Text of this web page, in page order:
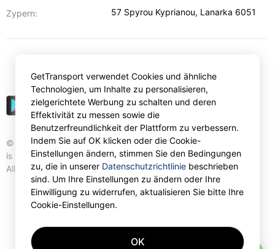
Zypern:
57 Spyrou Kyprianou, Lanarka 6051
© Gettransport International Limited. GetTransport®
is trademark of Gettransport International Limited.
All rights reserved.
GetTransport verwendet Cookies und ähnliche
Technologien, um Inhalte zu personalisieren,
zielgerichtete Werbung zu schalten und deren
Effektivität zu messen sowie die
Benutzerfreundlichkeit der Plattform zu verbessern.
Indem Sie auf OK klicken oder die Cookie-
Einstellungen ändern, stimmen Sie den Bedingungen
zu, die in unserer Datenschutzrichtlinie beschrieben
sind. Um Ihre Einstellungen zu ändern oder Ihre
Einwilligung zu widerrufen, aktualisieren Sie bitte Ihre
Cookie-Einstellungen.
OK